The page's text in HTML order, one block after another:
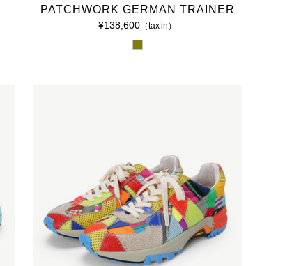
PATCHWORK GERMAN TRAINER
¥138,600（tax in）